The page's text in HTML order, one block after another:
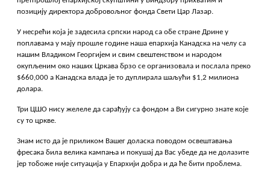
позицију директора добровољног фонда Свети Цар Лазар.
У несрећи која је задесила српски народ са обе стране Дрине у
поплавама у мају прошле године наша епархија Канадска на челу са
нашим Владиком Георгијем и свим свештенством и народом
окупљеним око наших Цркава брзо се организовала и послала преко
$660,000 а Канадска влада је то дуплирала шаљући $1,2 милиона
долара.
Три ЦШО нису желеле да сарађују са фондом а Ви сигурно знате које
су то цркве.
Знам исто да је приликом Вашег доласка поводом освештавања
фресака била велика кампања и покушај да Вас убеде да не долазите
јер тобоже није ситуација у Епархији добра и да ће бити проблема.